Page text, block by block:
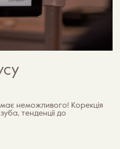
неможливого! Корекція
тенденції до